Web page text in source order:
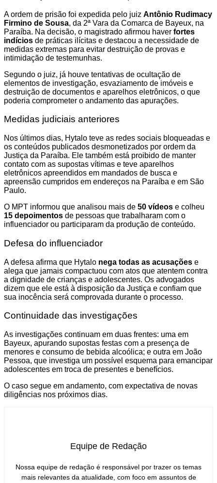
A ordem de prisão foi expedida pelo juiz Antônio Rudimacy
Firmino de Sousa, da 2ª Vara da Comarca de Bayeux, na
Paraíba. Na decisão, o magistrado afirmou haver fortes
indícios de práticas ilícitas e destacou a necessidade de
medidas extremas para evitar destruição de provas e
intimidação de testemunhas.
Segundo o juiz, já houve tentativas de ocultação de
elementos de investigação, esvaziamento de imóveis e
destruição de documentos e aparelhos eletrônicos, o que
poderia comprometer o andamento das apurações.
Medidas judiciais anteriores
Nos últimos dias, Hytalo teve as redes sociais bloqueadas e
os conteúdos publicados desmonetizados por ordem da
Justiça da Paraíba. Ele também está proibido de manter
contato com as supostas vítimas e teve aparelhos
eletrônicos apreendidos em mandados de busca e
apreensão cumpridos em endereços na Paraíba e em São
Paulo.
O MPT informou que analisou mais de 50 vídeos e colheu
15 depoimentos de pessoas que trabalharam com o
influenciador ou participaram da produção de conteúdo.
Defesa do influenciador
A defesa afirma que Hytalo nega todas as acusações e
alega que jamais compactuou com atos que atentem contra
a dignidade de crianças e adolescentes. Os advogados
dizem que ele está à disposição da Justiça e confiam que
sua inocência será comprovada durante o processo.
Continuidade das investigações
As investigações continuam em duas frentes: uma em
Bayeux, apurando supostas festas com a presença de
menores e consumo de bebida alcoólica; e outra em João
Pessoa, que investiga um possível esquema para emancipar
adolescentes em troca de presentes e benefícios.
O caso segue em andamento, com expectativa de novas
diligências nos próximos dias.
Equipe de Redação
Nossa equipe de redação é responsável por trazer os temas
mais relevantes da atualidade, com foco em assuntos de